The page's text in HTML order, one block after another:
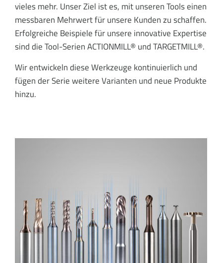
vieles mehr. Unser Ziel ist es, mit unseren Tools einen
messbaren Mehrwert für unsere Kunden zu schaffen.
Erfolgreiche Beispiele für unsere innovative Expertise
sind die Tool-Serien ACTIONMILL® und TARGETMILL®.
Wir entwickeln diese Werkzeuge kontinuierlich und
fügen der Serie weitere Varianten und neue Produkte
hinzu.